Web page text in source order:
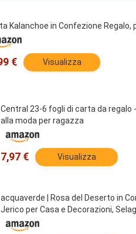
Kalanchoe in Confezione
€ Visualizza
Central 23-6 fogli di carta da regalo
alla moda per ragazza
7,97 € Visualizza
acquaverde | Rosa del Deserto in
Jerico per Casa e Decorazioni,